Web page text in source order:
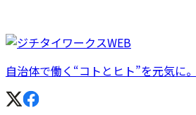
自治体で働く“コトとヒト”を元気に。